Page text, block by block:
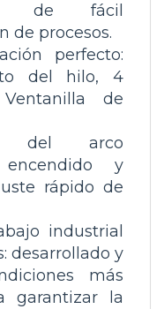
de fácil
de procesos.
perfecto:
del hilo, 4
de
del arco
y
rápido de
industrial
: desarrollado y
más
garantizar la